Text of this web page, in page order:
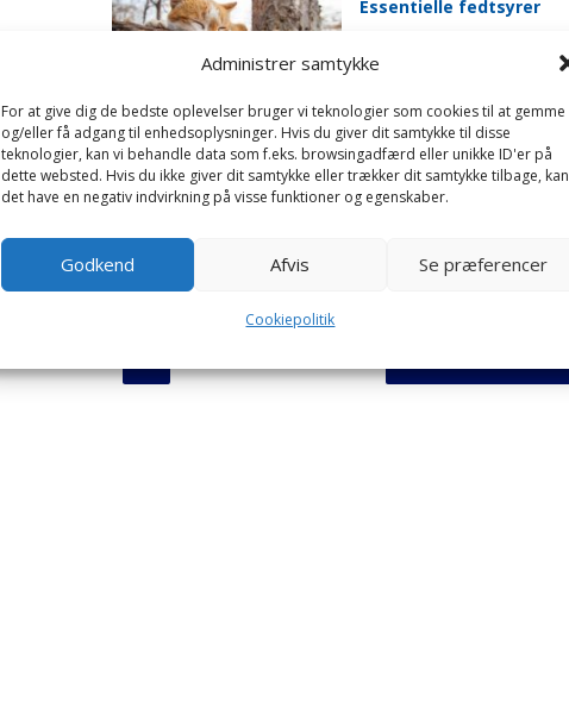
Administrer samtykke
For at give dig de bedste oplevelser bruger vi teknologier som cookies til at gemme
og/eller få adgang til enhedsoplysninger. Hvis du giver dit samtykke til disse
teknologier, kan vi behandle data som f.eks. browsingadfærd eller unikke ID'er på
dette websted. Hvis du ikke giver dit samtykke eller trækker dit samtykke tilbage, kan
det have en negativ indvirkning på visse funktioner og egenskaber.
Godkend Afvis Se præferencer
Cookiepolitik
Essentielle fedtsyrer
KATTE GENERELT
Inseminering af katte